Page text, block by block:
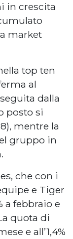
in crescita
market
top ten
al
dalla
posto si
mentre la
gruppo in
che con i
e Tiger
a febbraio e
quota di
e all’1,4%